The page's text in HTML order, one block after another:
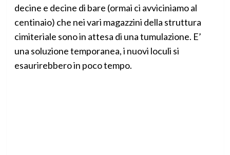
decine e decine di bare (ormai ci avviciniamo al
centinaio) che nei vari magazzini della struttura
cimiteriale sono in attesa di una tumulazione. E’
una soluzione temporanea, i nuovi loculi si
esaurirebbero in poco tempo.